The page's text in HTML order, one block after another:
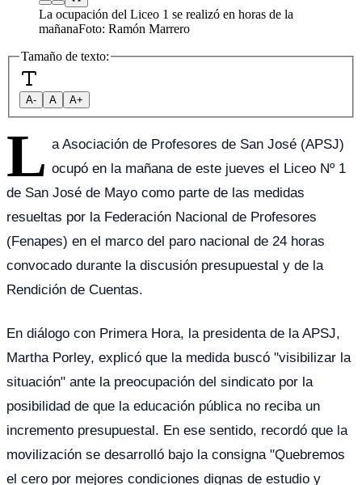
La ocupación del Liceo 1 se realizó en horas de la
mañanaFoto: Ramón Marrero
Tamaño de texto:
A- A A+
L a Asociación de Profesores de San José (APSJ)
ocupó en la mañana de este jueves el Liceo Nº 1
de San José de Mayo como parte de las medidas
resueltas por la Federación Nacional de Profesores
(Fenapes) en el marco del paro nacional de 24 horas
convocado durante la discusión presupuestal y de la
Rendición de Cuentas.
En diálogo con Primera Hora, la presidenta de la APSJ,
Martha Porley, explicó que la medida buscó "visibilizar la
situación" ante la preocupación del sindicato por la
posibilidad de que la educación pública no reciba un
incremento presupuestal. En ese sentido, recordó que la
movilización se desarrolló bajo la consigna "Quebremos
el cero por mejores condiciones dignas de estudio y